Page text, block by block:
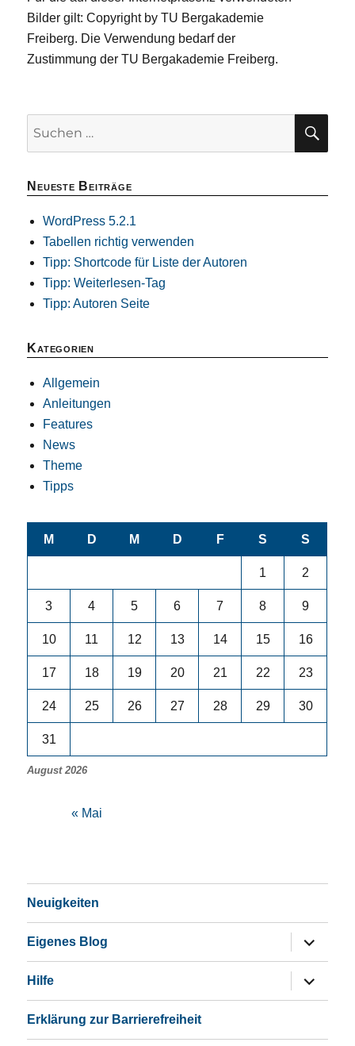
Bilder gilt: Copyright by TU Bergakademie
Freiberg. Die Verwendung bedarf der
Zustimmung der TU Bergakademie Freiberg.
Neueste Beiträge
WordPress 5.2.1
Tabellen richtig verwenden
Tipp: Shortcode für Liste der Autoren
Tipp: Weiterlesen-Tag
Tipp: Autoren Seite
Kategorien
Allgemein
Anleitungen
Features
News
Theme
Tipps
August 2026
M D M D F S S
1 2
3 4 5 6 7 8 9
10 11 12 13 14 15 16
17 18 19 20 21 22 23
24 25 26 27 28 29 30
31
« Mai
Neuigkeiten
Eigenes Blog
öffnen
Hilfe
öffnen
Erklärung zur Barrierefreiheit